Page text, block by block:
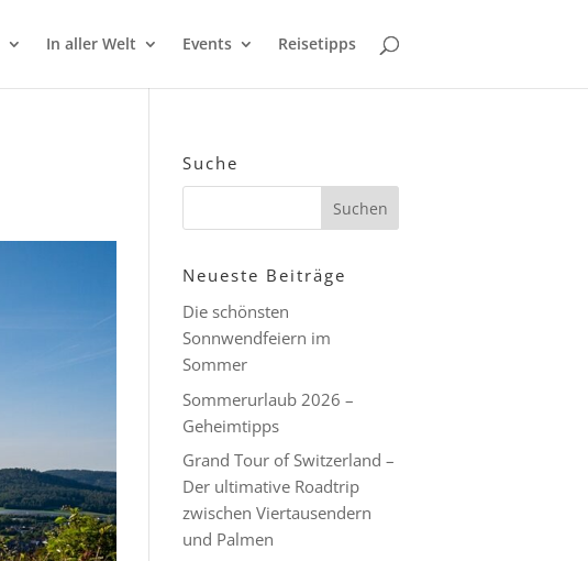
In aller Welt Events Reisetipps
Suche
Neueste Beiträge
Die schönsten
Sonnwendfeiern im
Sommer
Sommerurlaub 2026 –
Geheimtipps
Grand Tour of Switzerland –
Der ultimative Roadtrip
zwischen Viertausendern
und Palmen